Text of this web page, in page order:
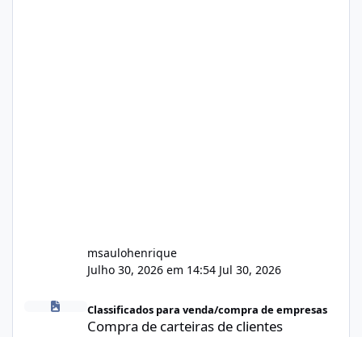
msaulohenrique
Julho 30, 2026 em 14:54 Jul 30, 2026
Compra de carteiras de clientes
Classificados para venda/compra de empresas
Compra de carteiras de clientes